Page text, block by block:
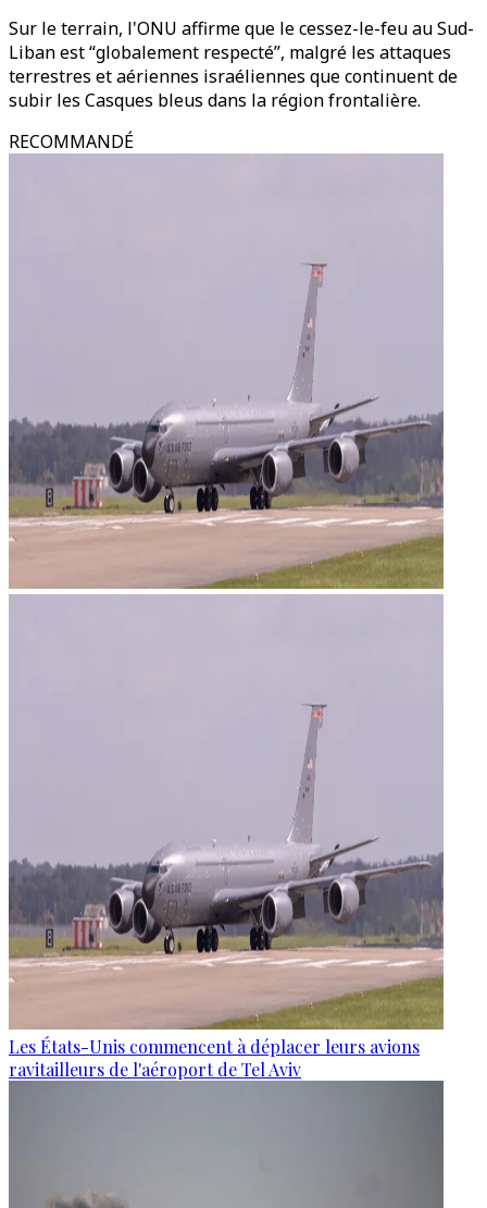
Sur le terrain, l'ONU affirme que le cessez-le-feu au Sud-
Liban est “globalement respecté”, malgré les attaques
terrestres et aériennes israéliennes que continuent de
subir les Casques bleus dans la région frontalière.
RECOMMANDÉ
Les États-Unis commencent à déplacer leurs avions
ravitailleurs de l'aéroport de Tel Aviv